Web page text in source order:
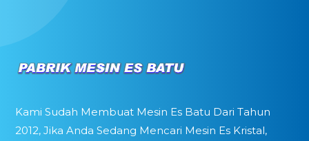
Kami Sudah Membuat Mesin Es Batu Dari Tahun
2012, Jika Anda Sedang Mencari Mesin Es Kristal,